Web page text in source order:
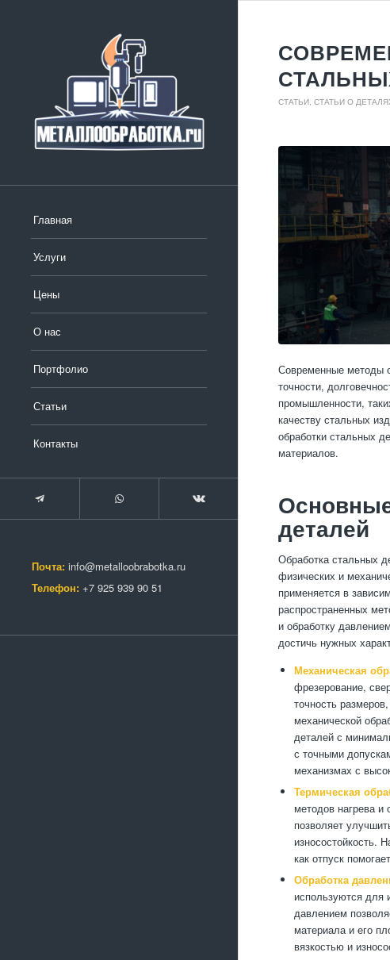
Главная
Услуги
Цены
О нас
Портфолио
Статьи
Контакты
Почта: info@metalloobrabotka.ru
Телефон: +7 925 939 90 51
СТАТЬИ СТАТЬИ О
Современные методы
точности,
промышленности,
качеству стальных
обработки стальных
материалов.
деталей
Обработка стальных
физических и
применяется в
распространенных
и обработку
достичь нужных
Механическая
фрезерование,
точность
механической
деталей с
с точными
механизмах с
Термическая
методов нагрева и
позволяет
износостойкость.
как отпуск
Обработка
используются для
давлением
материала и его
вязкостью и